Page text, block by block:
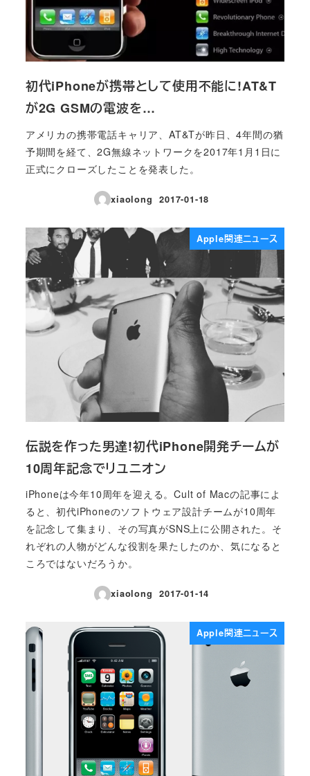
初代iPhoneが携帯として使用不能に!AT&T
が2G GSMの電波を…
アメリカの携帯電話キャリア、AT&Tが昨日、4年間の猶
予期間を経て、2G無線ネットワークを2017年1月1日に
正式にクローズしたことを発表した。
xiaolong
投稿日
2017-01-18
Apple関連ニュース
伝説を作った男達!初代iPhone開発チームが
10周年記念でリユニオン
iPhoneは今年10周年を迎える。Cult of Macの記事によ
ると、初代iPhoneのソフトウェア設計チームが10周年
を記念して集まり、その写真がSNS上に公開された。そ
れぞれの人物がどんな役割を果たしたのか、気になると
ころではないだろうか。
xiaolong
投稿日
2017-01-14
Apple関連ニュース